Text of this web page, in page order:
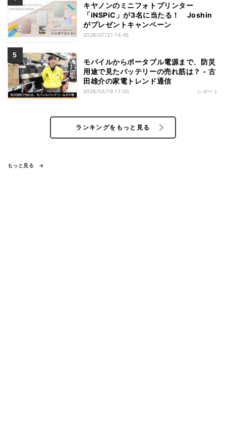
キヤノンのミニフォトプリンター
「iNSPiC」が3名に当たる！ Joshin
がプレゼントキャンペーン
2026/07/21 14:45
モバイルからポータブル電源まで、防災
用途で見たバッテリーの売れ筋は？ - 古
田雄介の家電トレンド通信
2026/03/19 17:00 レポート
ランキングをもっと見る
もっと見る